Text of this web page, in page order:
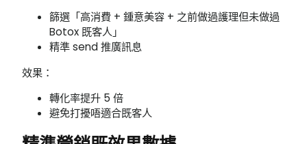
篩選「高消費 + 鍾意美容 + 之前做過護理但未做過
Botox 既客人」
精準 send 推廣訊息
效果：
轉化率提升 5 倍
避免打擾唔適合既客人